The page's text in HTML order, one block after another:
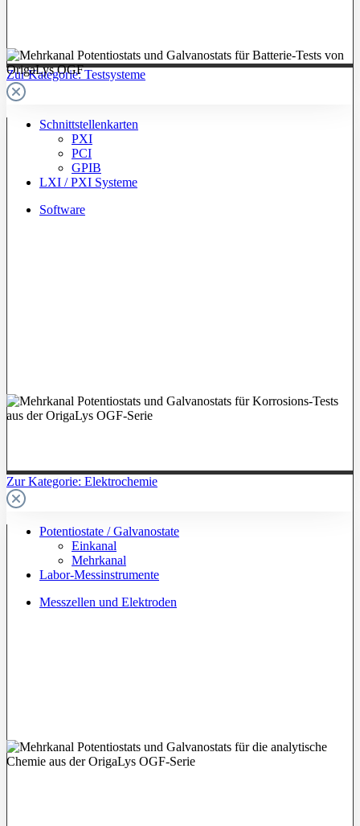
Zur Kategorie: Testsysteme
Schnittstellenkarten
PXI
PCI
GPIB
LXI / PXI Systeme
Software
Zur Kategorie: Elektrochemie
Potentiostate / Galvanostate
Einkanal
Mehrkanal
Labor-Messinstrumente
Messzellen und Elektroden